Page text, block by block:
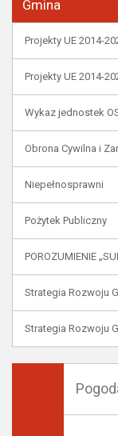
Gmina
Projekty UE 2014-
Projekty UE 2014-
Wykaz jednostek
Obrona Cywilna i
Niepełnosprawni
Pożytek Publiczny
POROZUMIENIE
Strategia Rozwoju
Strategia Rozwoju